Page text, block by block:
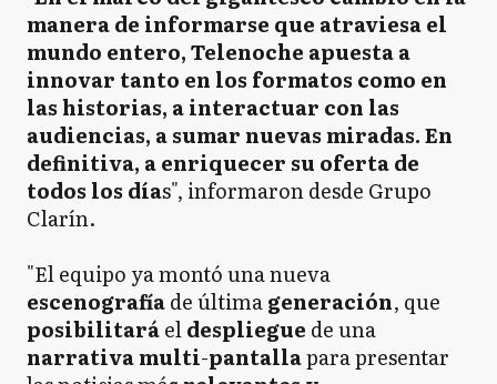
manera de informarse que atraviesa el
mundo entero, Telenoche apuesta a
innovar tanto en los formatos como en
las historias, a interactuar con las
audiencias, a sumar nuevas miradas. En
definitiva, a enriquecer su oferta de
todos los días", informaron desde Grupo
Clarín.
"El equipo ya montó una nueva
escenografíade últimageneración, que
posibilitaráeldespliegue de una
narrativamulti-pantallapara presentar